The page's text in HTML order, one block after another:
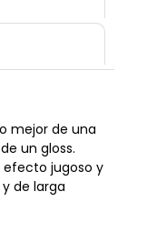
mejor de una
un gloss.
efecto jugoso y
de larga